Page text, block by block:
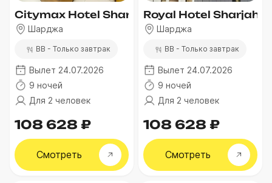
Citymax Hotel Sharjah
Шарджа
BB - Только завтрак
Вылет 24.07.2026
9 ночей
Для 2 человек
108 628 ₽
Смотреть
Royal Hotel Sharjah
Шарджа
BB - Только завтрак
Вылет 24.07.2026
9 ночей
Для 2 человек
108 628 ₽
Смотреть